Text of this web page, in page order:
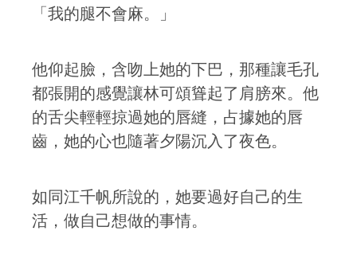
「我的腿不會麻。」
他仰起臉，含吻上她的下巴，那種讓毛孔
都張開的感覺讓林可頌聳起了肩膀來。他
的舌尖輕輕掠過她的唇縫，占據她的唇
齒，她的心也隨著夕陽沉入了夜色。
如同江千帆所說的，她要過好自己的生
活，做自己想做的事情。